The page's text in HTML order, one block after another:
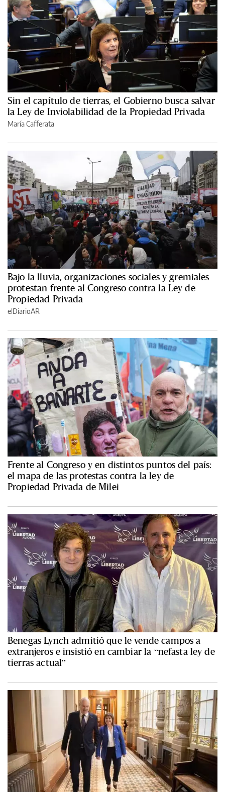
Sin el capítulo de tierras, el Gobierno busca salvar
la Ley de Inviolabilidad de la Propiedad Privada
María Cafferata
Bajo la lluvia, organizaciones sociales y gremiales
protestan frente al Congreso contra la Ley de
Propiedad Privada
elDiarioAR
Frente al Congreso y en distintos puntos del país:
el mapa de las protestas contra la ley de
Propiedad Privada de Milei
Benegas Lynch admitió que le vende campos a
extranjeros e insistió en cambiar la “nefasta ley de
tierras actual”